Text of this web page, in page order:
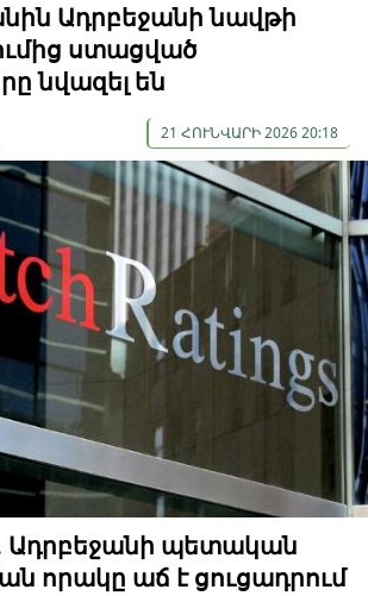
Ադրբեջանի նավթի
ստացված
նվազել են
21 ՀՈՒՆՎԱՐԻ 2026 20:18
Ադրբեջանի պետական
որակը աճ է ցուցադրում